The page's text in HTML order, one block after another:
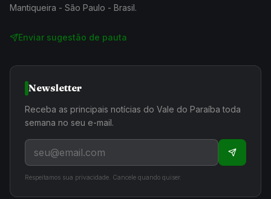
Mantiqueira - São Paulo - Brasil.
Enviar sugestão de pauta
Newsletter
Receba as principais notícias do Vale do Paraíba toda
semana no seu e-mail.
Respeitamos sua privacidade. Cancele quando quiser.